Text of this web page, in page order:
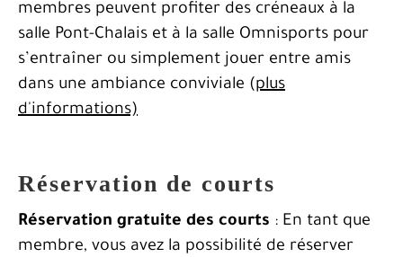
membres peuvent profiter des créneaux à la
salle Pont-Chalais et à la salle Omnisports pour
s’entraîner ou simplement jouer entre amis
dans une ambiance conviviale (plus
d'informations)
Réservation de courts
Réservation gratuite des courts : En tant que
membre, vous avez la possibilité de réserver